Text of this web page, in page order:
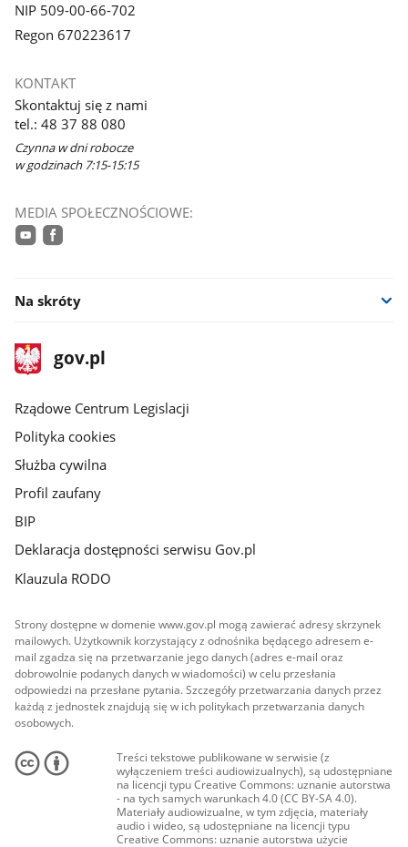
NIP 509-00-66-702
Regon 670223617
KONTAKT
Skontaktuj się z nami
tel.: 48 37 88 080
Czynna w dni robocze
w godzinach 7:15-15:15
MEDIA SPOŁECZNOŚCIOWE:
Na skróty
stopka
gov.plStrona
gov.pl
Rządowe Centrum Legislacji
Polityka cookies
Służba cywilna
Profil zaufany
BIP
Deklaracja dostępności serwisu Gov.pl
Klauzula RODO
Strony dostępne w domenie www.gov.pl mogą zawierać adresy skrzynek
mailowych. Użytkownik korzystający z odnośnika będącego adresem e-
mail zgadza się na przetwarzanie jego danych (adres e-mail oraz
dobrowolnie podanych danych w wiadomości) w celu przesłania
odpowiedzi na przesłane pytania. Szczegóły przetwarzania danych przez
każdą z jednostek znajdują się w ich politykach przetwarzania danych
osobowych.
Treści tekstowe publikowane w serwisie (z
wyłączeniem treści audiowizualnych), są udostępniane
na licencji typu Creative Commons: uznanie autorstwa
- na tych samych warunkach 4.0 (CC BY-SA 4.0).
Materiały audiowizualne, w tym zdjęcia, materiały
audio i wideo, są udostępniane na licencji typu
Creative Commons: uznanie autorstwa użycie